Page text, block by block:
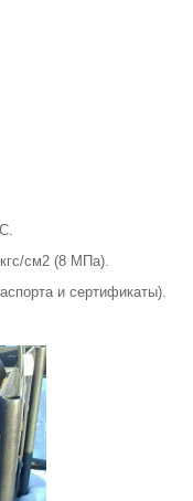
см2 (8 МПа).
и сертификаты).